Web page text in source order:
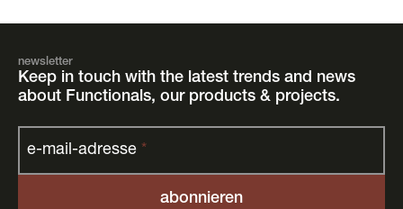
newsletter
Keep in touch with the latest trends and news
about Functionals, our products & projects.
e-mail-adresse *